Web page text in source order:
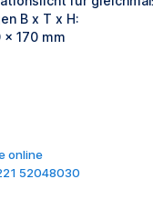
B x T x H:
170 mm
online
52048030